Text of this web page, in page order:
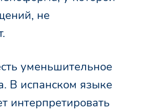
не
уменьшительное
В испанском языке
интерпретировать